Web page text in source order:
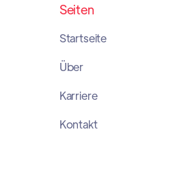
Seiten
Startseite
Über
Karriere
Kontakt